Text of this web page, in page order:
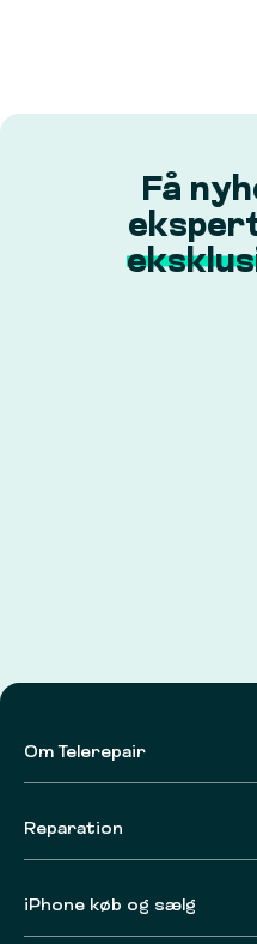
Få
Om Telerepair
Reparation
iPhone køb og sælg